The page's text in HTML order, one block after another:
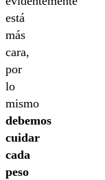
está
más
cara,
por
lo
mismo
debemos
cuidar
cada
peso